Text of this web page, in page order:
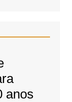
anos